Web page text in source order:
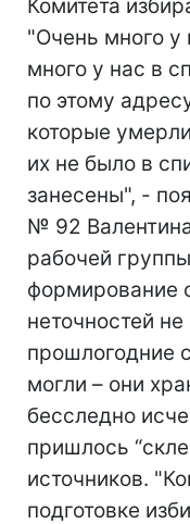
Комитета
"Очень много у
много у нас в
по этому
которые
их не было в
занесены", -
№ 92
рабочей
формирование
неточностей не
прошлогодние
могли – они
бесследно
пришлось
источников.
подготовке